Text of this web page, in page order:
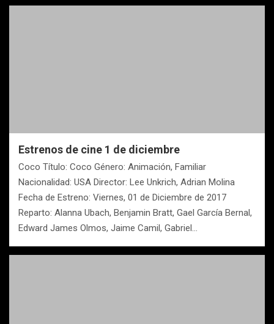
Estrenos de cine 1 de diciembre
Coco Título: Coco Género: Animación, Familiar
Nacionalidad: USA Director: Lee Unkrich, Adrian Molina
Fecha de Estreno: Viernes, 01 de Diciembre de 2017
Reparto: Alanna Ubach, Benjamin Bratt, Gael García Bernal,
Edward James Olmos, Jaime Camil, Gabriel…